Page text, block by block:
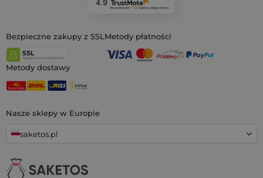
Nasze sklepy w Europie
saketos.pl
4.9
Na podstawie 11 931 opiniiz całego okresu
Bezpieczne zakupy z SSLMetody płatności
Metody dostawy